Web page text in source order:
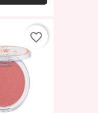
favorite_border